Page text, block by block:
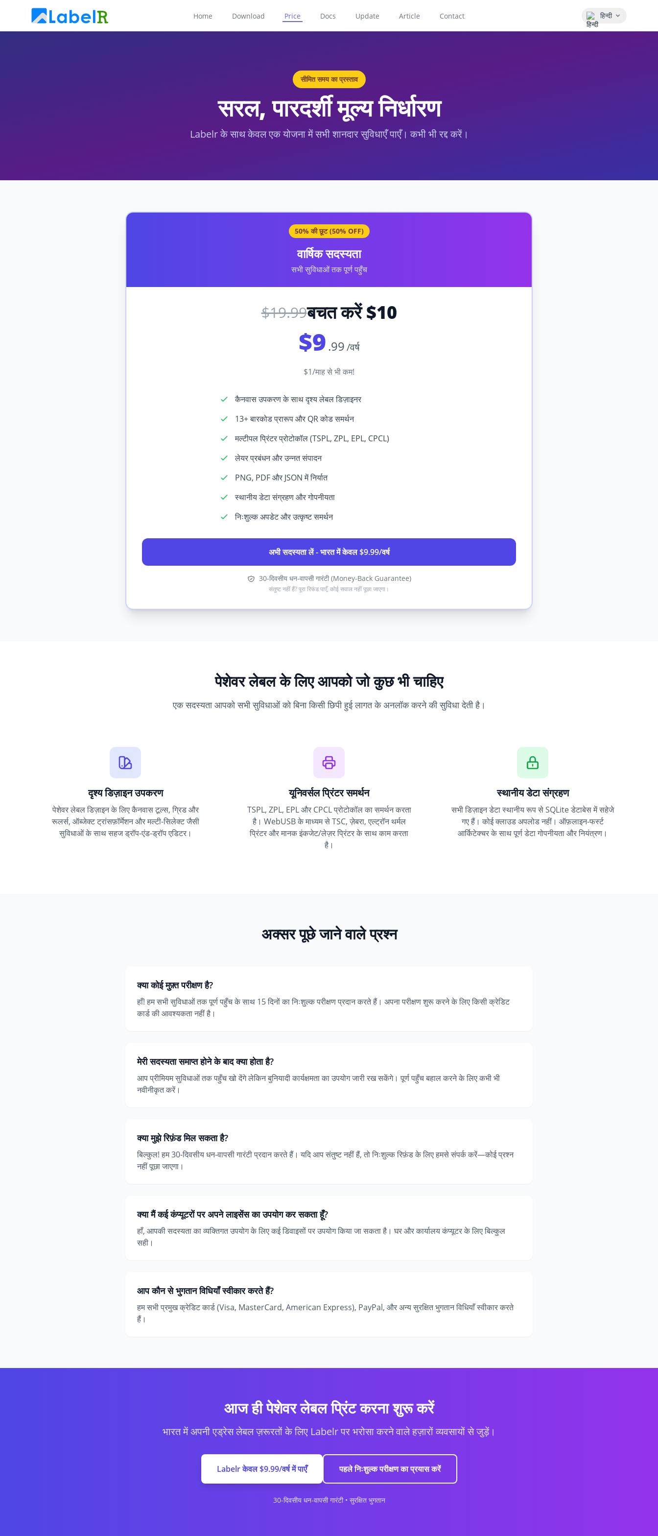
Home Download Price Docs Update Article Contact हिन्दी
सीमित समय का प्रस्ताव
सरल, पारदर्शी मूल्य निर्धारण
Labelr के साथ केवल एक योजना में सभी शानदार सुविधाएँ पाएँ। कभी भी रद्द करें।
50% की छूट (50% OFF)
वार्षिक सदस्यता
सभी सुविधाओं तक पूर्ण पहुँच
$19.99बचत करें $10
$9.99/वर्ष
$1/माह से भी कम!
कैनवास उपकरण के साथ दृश्य लेबल डिज़ाइनर
13+ बारकोड प्रारूप और QR कोड समर्थन
मल्टीपल प्रिंटर प्रोटोकॉल (TSPL, ZPL, EPL, CPCL)
लेयर प्रबंधन और उन्नत संपादन
PNG, PDF और JSON में निर्यात
स्थानीय डेटा संग्रहण और गोपनीयता
निःशुल्क अपडेट और उत्कृष्ट समर्थन
अभी सदस्यता लें - भारत में केवल $9.99/वर्ष
30-दिवसीय धन-वापसी गारंटी (Money-Back Guarantee)
संतुष्ट नहीं हैं? पूरा रिफंड पाएँ, कोई सवाल नहीं पूछा जाएगा।
पेशेवर लेबल के लिए आपको जो कुछ भी चाहिए
एक सदस्यता आपको सभी सुविधाओं को बिना किसी छिपी हुई लागत के अनलॉक करने की सुविधा देती है।
दृश्य डिज़ाइन उपकरण
पेशेवर लेबल डिज़ाइन के लिए कैनवास टूल्स, ग्रिड और
रूलर्स, ऑब्जेक्ट ट्रांसफ़ॉर्मेशन और मल्टी-सिलेक्ट जैसी
सुविधाओं के साथ सहज ड्रॉप-एंड-ड्रॉप एडिटर।
यूनिवर्सल प्रिंटर समर्थन
TSPL, ZPL, EPL और CPCL प्रोटोकॉल का समर्थन करता
है। WebUSB के माध्यम से TSC, ज़ेबरा, एल्ट्रॉन थर्मल
प्रिंटर और मानक इंकजेट/लेज़र प्रिंटर के साथ काम करता
है।
स्थानीय डेटा संग्रहण
सभी डिज़ाइन डेटा स्थानीय रूप से SQLite डेटाबेस में सहेजे
गए हैं। कोई क्लाउड अपलोड नहीं। ऑफ़लाइन-फर्स्ट
आर्किटेक्चर के साथ पूर्ण डेटा गोपनीयता और नियंत्रण।
अक्सर पूछे जाने वाले प्रश्न
क्या कोई मुफ़्त परीक्षण है?
हाँ! हम सभी सुविधाओं तक पूर्ण पहुँच के साथ 15 दिनों का निःशुल्क परीक्षण प्रदान करते हैं। अपना परीक्षण शुरू करने के लिए किसी क्रेडिट
कार्ड की आवश्यकता नहीं है।
मेरी सदस्यता समाप्त होने के बाद क्या होता है?
आप प्रीमियम सुविधाओं तक पहुँच खो देंगे लेकिन बुनियादी कार्यक्षमता का उपयोग जारी रख सकेंगे। पूर्ण पहुँच बहाल करने के लिए कभी भी
नवीनीकृत करें।
क्या मुझे रिफ़ंड मिल सकता है?
बिल्कुल! हम 30-दिवसीय धन-वापसी गारंटी प्रदान करते हैं। यदि आप संतुष्ट नहीं हैं, तो निःशुल्क रिफ़ंड के लिए हमसे संपर्क करें—कोई प्रश्न
नहीं पूछा जाएगा।
क्या मैं कई कंप्यूटरों पर अपने लाइसेंस का उपयोग कर सकता हूँ?
हाँ, आपकी सदस्यता का व्यक्तिगत उपयोग के लिए कई डिवाइसों पर उपयोग किया जा सकता है। घर और कार्यालय कंप्यूटर के लिए बिल्कुल
सही।
आप कौन से भुगतान विधियाँ स्वीकार करते हैं?
हम सभी प्रमुख क्रेडिट कार्ड (Visa, MasterCard, American Express), PayPal, और अन्य सुरक्षित भुगतान विधियाँ स्वीकार करते
हैं।
आज ही पेशेवर लेबल प्रिंट करना शुरू करें
भारत में अपनी एड्रेस लेबल ज़रूरतों के लिए Labelr पर भरोसा करने वाले हज़ारों व्यवसायों से जुड़ें।
Labelr केवल $9.99/वर्ष में पाएँ पहले निःशुल्क परीक्षण का प्रयास करें
30-दिवसीय धन-वापसी गारंटी • सुरक्षित भुगतान